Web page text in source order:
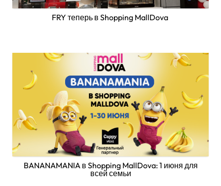
FRY теперь в Shopping MallDova
BANANAMANIA в Shopping MallDova: 1 июня для
всей семьи